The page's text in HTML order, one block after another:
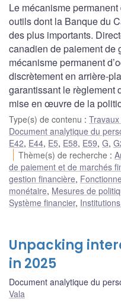
Le mécanisme permanent
outils dont la Banque du
des plus importants.
canadien de paiement de
mécanisme permanent
discrètement en arrière-
garantissant le règlement
mise en œuvre de la
Type(s) de contenu :
Document analytique du
E42, E44, E5, E58, E59, G,
Thème(s) de recherche :
de paiement et de marchés
gestion financière,
monétaire, Mesures de
Système financier,
Unpacking
in 2025
Document analytique du
Vala